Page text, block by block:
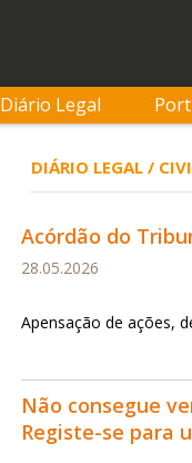
Diário Legal
DIÁRIO LEGAL /
Acórdão do
28.05.2026
Apensação de ações,
Não consegue
Registe-se para